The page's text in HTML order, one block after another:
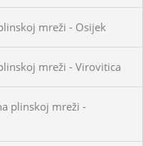
mreži - Osijek
mreži - Virovitica
plinskoj mreži -